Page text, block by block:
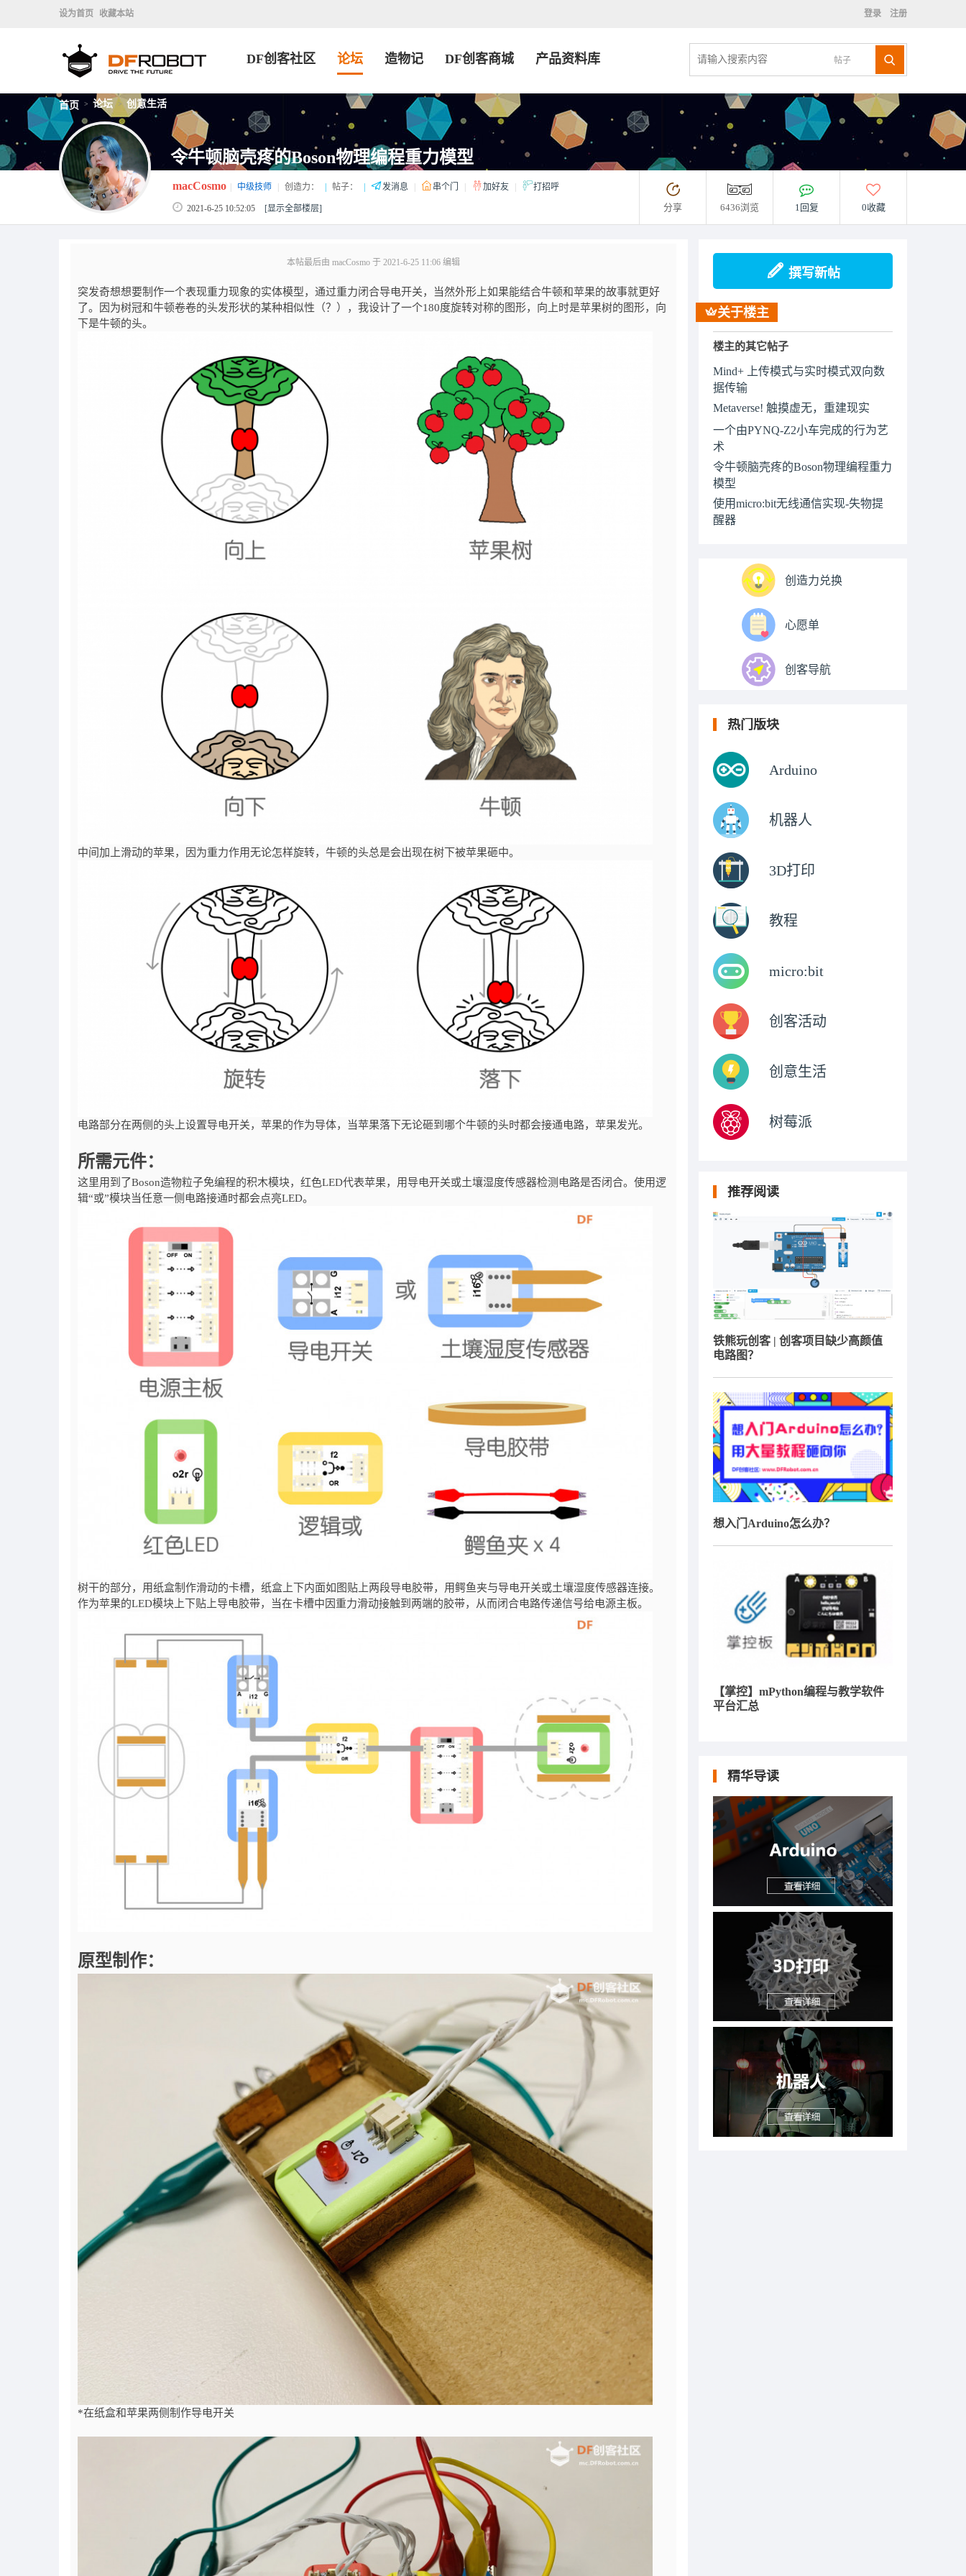
设为首页 收藏本站 登录 注册
帖子
DF创客社区 论坛 造物记 DF创客商城 产品资料库
首页 > 论坛 > 创意生活
令牛顿脑壳疼的Boson物理编程重力模型
macCosmo 中级技师 创造力： 帖子： 发消息 串个门 加好友 打招呼
2021-6-25 10:52:05 [显示全部楼层] 分享 6436浏览 1回复 0收藏
本帖最后由 macCosmo 于 2021-6-25 11:06 编辑
突发奇想想要制作一个表现重力现象的实体模型，通过重力闭合导电开关，当然外形上如果能结合牛顿和苹果的故事就更好
了。因为树冠和牛顿卷卷的头发形状的某种相似性（？），我设计了一个180度旋转对称的图形，向上时是苹果树的图形，向
下是牛顿的头。
中间加上滑动的苹果，因为重力作用无论怎样旋转，牛顿的头总是会出现在树下被苹果砸中。
电路部分在两侧的头上设置导电开关，苹果的作为导体，当苹果落下无论砸到哪个牛顿的头时都会接通电路，苹果发光。
所需元件：
这里用到了Boson造物粒子免编程的积木模块，红色LED代表苹果，用导电开关或土壤湿度传感器检测电路是否闭合。使用逻
辑“或”模块当任意一侧电路接通时都会点亮LED。
树干的部分，用纸盒制作滑动的卡槽，纸盒上下内面如图贴上两段导电胶带，用鳄鱼夹与导电开关或土壤湿度传感器连接。
作为苹果的LED模块上下贴上导电胶带，当在卡槽中因重力滑动接触到两端的胶带，从而闭合电路传递信号给电源主板。
原型制作：
*在纸盒和苹果两侧制作导电开关
撰写新帖
关于楼主
楼主的其它帖子
Mind+ 上传模式与实时模式双向数
据传输
Metaverse! 触摸虚无，重建现实
一个由PYNQ-Z2小车完成的行为艺
术
令牛顿脑壳疼的Boson物理编程重力
模型
使用micro:bit无线通信实现-失物提
醒器
创造力兑换
心愿单
创客导航
热门版块
Arduino
机器人
3D打印
教程
micro:bit
创客活动
创意生活
树莓派
推荐阅读
铁熊玩创客 | 创客项目缺少高颜值
电路图？
想入门Arduino怎么办？
【掌控】mPython编程与教学软件
平台汇总
精华导读